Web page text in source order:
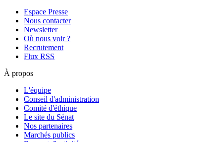
Espace Presse
Nous contacter
Newsletter
Où nous voir ?
Recrutement
Flux RSS
À propos
L'équipe
Conseil d'administration
Comité d'éthique
Le site du Sénat
Nos partenaires
Marchés publics